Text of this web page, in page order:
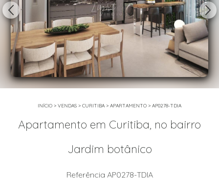
INÍCIO > VENDAS > CURITIBA > APARTAMENTO > AP0278-TDIA
Apartamento em Curitiba, no bairro
Jardim botânico
Referência AP0278-TDIA